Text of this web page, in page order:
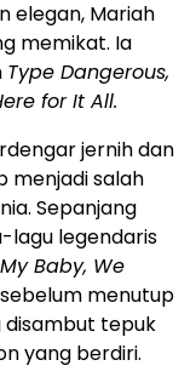
elegan, Mariah
memikat. Ia
Type Dangerous,
for It All.
jernih dan
menjadi salah
Sepanjang
lagu legendaris
Baby, We
menutup
disambut tepuk
yang berdiri.